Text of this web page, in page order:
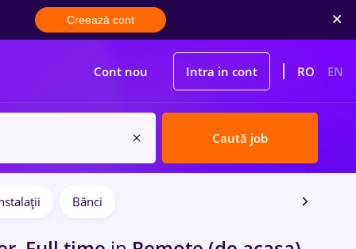
Creează cont
Cont nou Intra in cont RO EN
Caută job
Bănci